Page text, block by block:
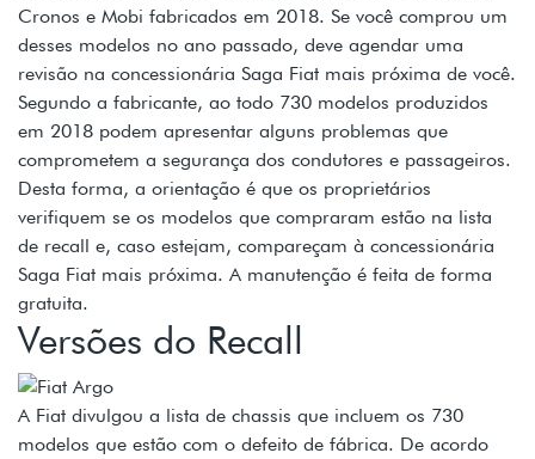
Cronos e Mobi fabricados em 2018. Se você comprou um
desses modelos no ano passado, deve agendar uma
revisão na concessionária Saga Fiat mais próxima de você.
Segundo a fabricante, ao todo 730 modelos produzidos
em 2018 podem apresentar alguns problemas que
comprometem a segurança dos condutores e passageiros.
Desta forma, a orientação é que os proprietários
verifiquem se os modelos que compraram estão na lista
de recall e, caso estejam, compareçam à concessionária
Saga Fiat mais próxima. A manutenção é feita de forma
gratuita.
Versões do Recall
A Fiat divulgou a lista de chassis que incluem os 730
modelos que estão com o defeito de fábrica. De acordo